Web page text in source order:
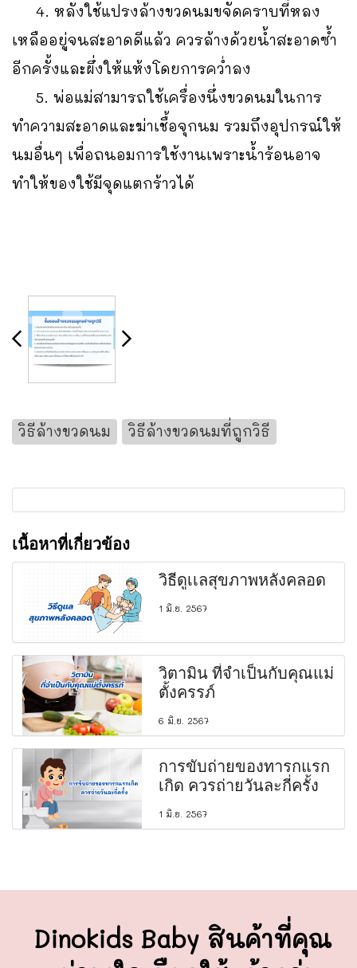
4. หลังใช้แปรงล้างขวดนมขจัดคราบที่หลง
เหลืออยู่จนสะอาดดีแล้ว ควรล้างด้วยน้ำสะอาดซ้ำ
อีกครั้งและผึ่งให้แห้งโดยการคว่ำลง
5. พ่อแม่สามารถใช้เครื่องนึ่งขวดนมในการ
ทำความสะอาดและฆ่าเชื้อจุกนม รวมถึงอุปกรณ์ให้
นมอื่นๆ เพื่อถนอมการใช้งานเพราะน้ำร้อนอาจ
ทำให้ของใช้มีจุดแตกร้าวได้
วิธีล้างขวดนม วิธีล้างขวดนมที่ถูกวิธี
เนื้อหาที่เกี่ยวข้อง
วิธีดูเเลสุขภาพหลังคลอด
1 มิ.ย. 2567
วิตามิน ที่จำเป็นกับคุณแม่
ตั้งครรภ์
6 มิ.ย. 2567
การขับถ่ายของทารกแรก
เกิด ควรถ่ายวันละกี่ครั้ง
1 มิ.ย. 2567
Dinokids Baby สินค้าที่คุณ